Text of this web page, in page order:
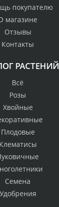
покупателю
магазине
Отзывы
Контакты
РАСТЕНИЙ
Всё
Розы
Хвойные
Плодовые
Клематисы
Семена
Удобрения